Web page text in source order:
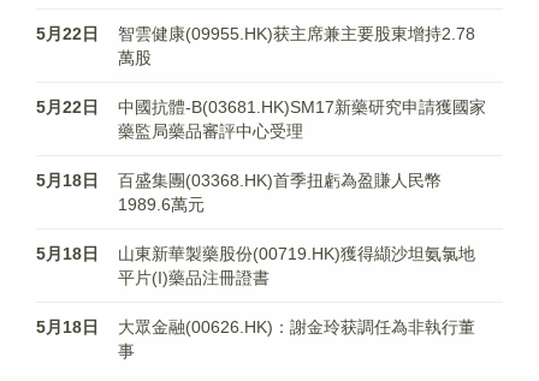
5月22日
智雲健康(09955.HK)获主席兼主要股東增持2.78
萬股
5月22日
中國抗體-B(03681.HK)SM17新藥研究申請獲國家
藥監局藥品審評中心受理
5月18日
百盛集團(03368.HK)首季扭虧為盈賺人民幣
1989.6萬元
5月18日
山東新華製藥股份(00719.HK)獲得纈沙坦氨氯地
平片(I)藥品注冊證書
5月18日
大眾金融(00626.HK)：謝金玲获調任為非執行董
事